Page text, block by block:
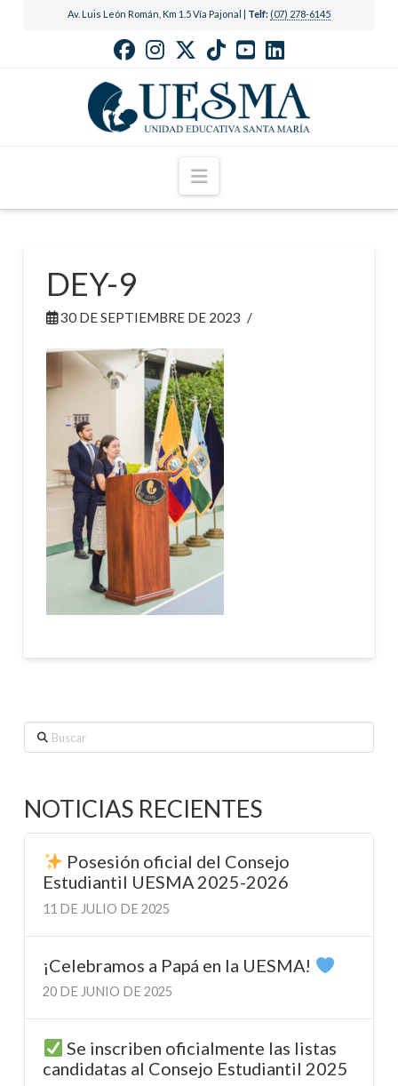
Av. Luis León Román, Km 1.5 Vía Pajonal | Telf: (07) 278-6145
Navigation
DEY-9
30 DE SEPTIEMBRE DE 2023
Buscar
NOTICIAS RECIENTES
Posesión oficial del Consejo
Estudiantil UESMA 2025-2026
11 DE JULIO DE 2025
¡Celebramos a Papá en la UESMA!
20 DE JUNIO DE 2025
Se inscriben oficialmente las listas
candidatas al Consejo Estudiantil 2025